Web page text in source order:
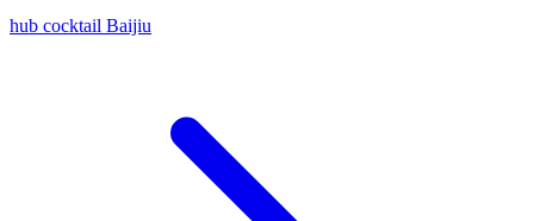
hub cocktail Baijiu